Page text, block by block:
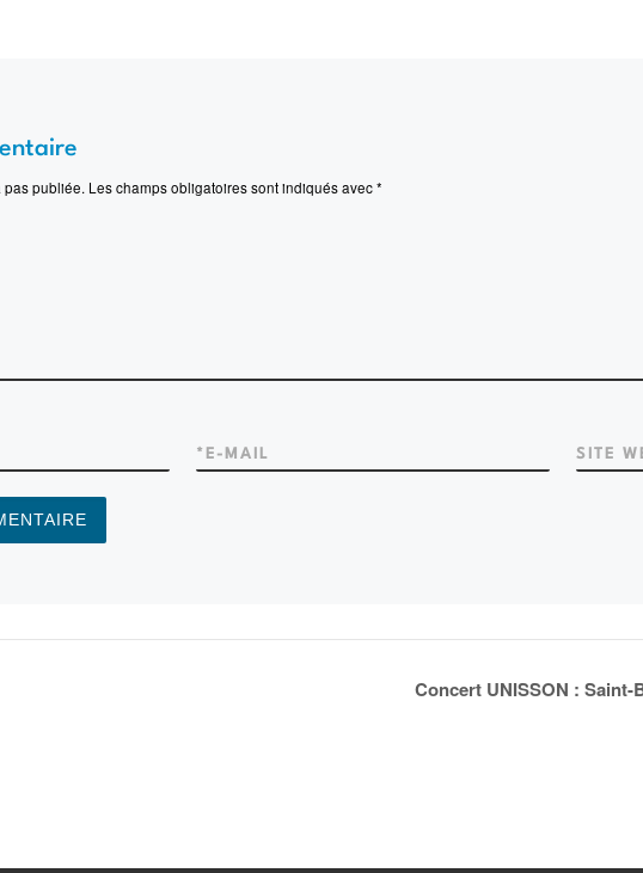
pas publiée. Les champs obligatoires sont indiqués avec*
E-MAIL
* SITE
Concert UNISSON :